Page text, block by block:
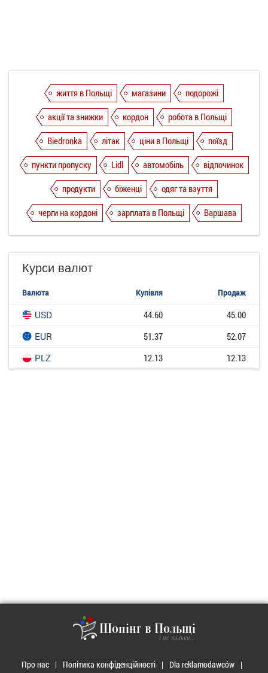
життя в Польщі магазини
подорожі
акції та знижки
кордон
робота в Польщі
Biedronka
літак ціни в Польщі
поїзд
пункти пропуску
Lidl автомобіль
відпочинок
продукти
біженці
одяг та взуття
черги на кордоні
зарплата в Польщі Варшава
Курси валют
Валюта Купівля Продаж
USD 44.60
45.00
EUR
51.37
52.07
PLZ
12.13 12.13
Шопінг в Польщі
і не тільки...
Про нас Політика конфіденційності
Dla reklamodawców